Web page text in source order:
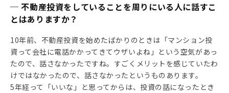
─ 不動産投資をしていることを周りにいる人に話すこ
とはありますか？
10年前、不動産投資を始めたばかりのときは「マンション投
資って会社に電話かかってきてウザいよね」という空気があっ
たので、話さなかったですね。すごくメリットを感じていたわ
けではなかったので、話さなかったというものあります。
5年経って「いいな」と思ってからは、投資の話になったとき